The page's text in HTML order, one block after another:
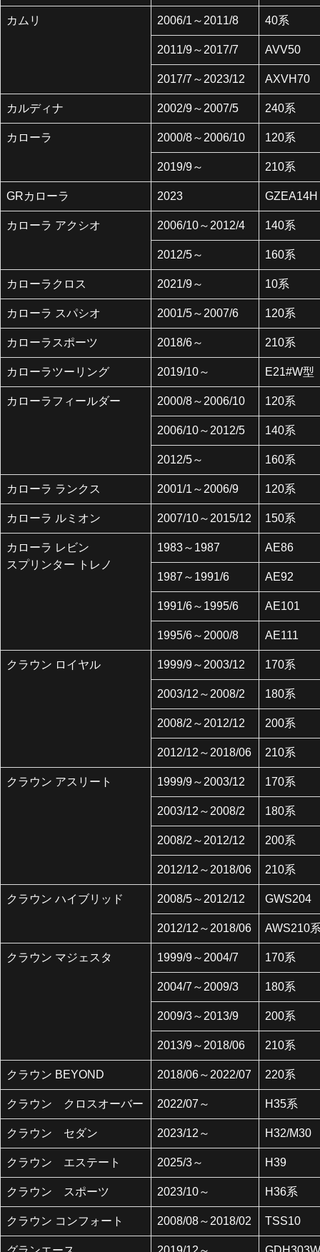
カムリ 2006/1～2011/8 40系
2011/9～2017/7 AVV50
2017/7～2023/12 AXVH70
カルディナ 2002/9～2007/5 240系
カローラ 2000/8～2006/10 120系
2019/9～ 210系
GRカローラ 2023 GZEA14H
カローラ アクシオ 2006/10～2012/4 140系
2012/5～ 160系
カローラクロス 2021/9～ 10系
カローラ スパシオ 2001/5～2007/6 120系
カローラスポーツ 2018/6～ 210系
カローラツーリング 2019/10～ E21#W型
カローラフィールダー 2000/8～2006/10 120系
2006/10～2012/5 140系
2012/5～ 160系
カローラ ランクス 2001/1～2006/9 120系
カローラ ルミオン 2007/10～2015/12 150系
カローラ レビン
スプリンター トレノ
1983～1987 AE86
1987～1991/6 AE92
1991/6～1995/6 AE101
1995/6～2000/8 AE111
クラウン ロイヤル 1999/9～2003/12 170系
2003/12～2008/2 180系
2008/2～2012/12 200系
2012/12～2018/06 210系
クラウン アスリート 1999/9～2003/12 170系
2003/12～2008/2 180系
2008/2～2012/12 200系
2012/12～2018/06 210系
クラウン ハイブリッド 2008/5～2012/12 GWS204
2012/12～2018/06 AWS210
クラウン マジェスタ 1999/9～2004/7 170系
2004/7～2009/3 180系
2009/3～2013/9 200系
2013/9～2018/06 210系
クラウン BEYOND 2018/06～2022/07 220系
クラウン クロスオーバー 2022/07～ H35系
クラウン セダン 2023/12～ H32/M30
クラウン エステート 2025/3～ H39
クラウン スポーツ 2023/10～ H36系
クラウン コンフォート 2008/08～2018/02 TSS10